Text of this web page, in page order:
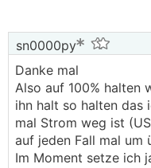
sn0000py
Danke mal
Also auf 100% halten
ihn halt so halten das
mal Strom weg ist
auf jeden Fall mal um
Im Moment setze ich